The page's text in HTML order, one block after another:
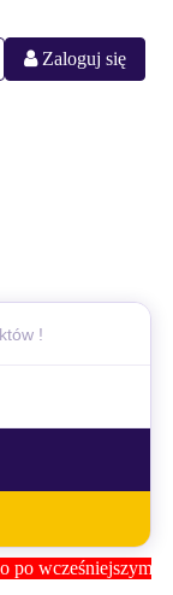
Zaloguj się